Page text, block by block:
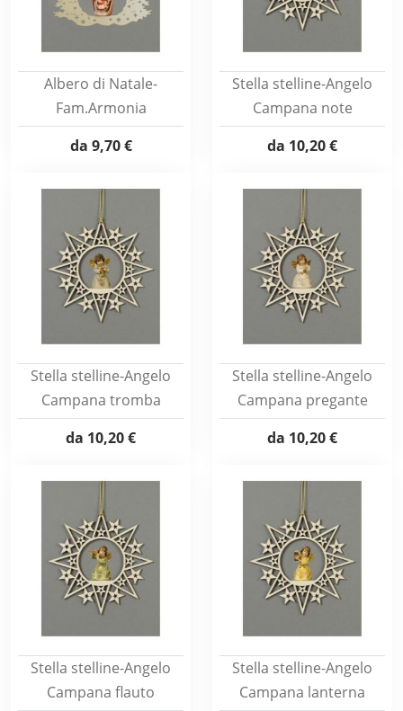
Albero di Natale-
Fam.Armonia
da 9,70 €
Stella stelline-Angelo
Campana note
da 10,20 €
Stella stelline-Angelo
Campana tromba
da 10,20 €
Stella stelline-Angelo
Campana pregante
da 10,20 €
Stella stelline-Angelo
Campana flauto
Stella stelline-Angelo
Campana lanterna